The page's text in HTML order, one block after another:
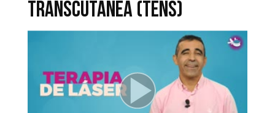
TRANSCUTÁNEA (TENS)